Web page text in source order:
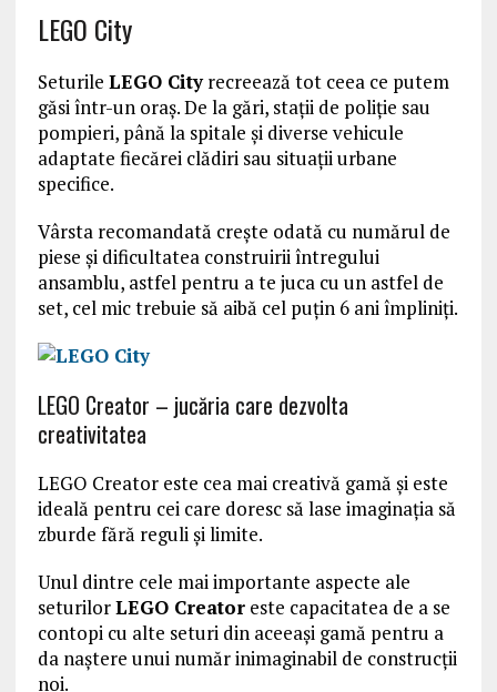
LEGO City
Seturile LEGO Cityrecreează tot ceea ce putem
găsi într-un oraș. De la gări, stații de poliție sau
pompieri, până la spitale și diverse vehicule
adaptate fiecărei clădiri sau situații urbane
specifice.
Vârsta recomandată crește odată cu numărul de
piese și dificultatea construirii întregului
ansamblu, astfel pentru a te juca cu un astfel de
set, cel mic trebuie să aibă cel puțin 6 ani împliniți.
LEGO Creator – jucăria care dezvolta
creativitatea
LEGO Creator este cea mai creativă gamă și este
ideală pentru cei care doresc să lase imaginația să
zburde fără reguli și limite.
Unul dintre cele mai importante aspecte ale
seturilorLEGO Creatoreste capacitatea de a se
contopi cu alte seturi din aceeași gamă pentru a
da naștere unui număr inimaginabil de construcții
noi.